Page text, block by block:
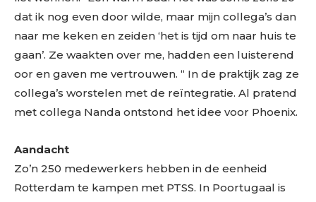
dat ik nog even door wilde, maar mijn collega’s dan
naar me keken en zeiden ‘het is tijd om naar huis te
gaan’. Ze waakten over me, hadden een luisterend
oor en gaven me vertrouwen. “ In de praktijk zag ze
collega’s worstelen met de reïntegratie. Al pratend
met collega Nanda ontstond het idee voor Phoenix.
Aandacht
Zo’n 250 medewerkers hebben in de eenheid
Rotterdam te kampen met PTSS. In Poortugaal is